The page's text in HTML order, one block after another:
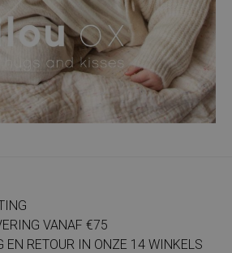
VANAF €75
EN RETOUR IN ONZE 14 WINKELS